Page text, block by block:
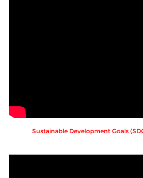
Sustainable Development Goals